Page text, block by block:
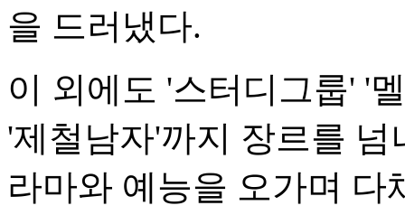
을 드러냈다.
이 외에도 '스터디그룹' '
'제철남자'까지 장르를
라마와 예능을 오가며 다